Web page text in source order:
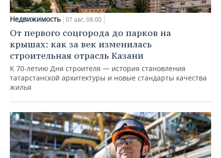
Недвижимость 07 авг, 08:00
От первого соцгорода до парков на
крышах: как за век изменилась
строительная отрасль Казани
К 70-летию Дня строителя — история становления
татарстанской архитектуры и новые стандарты качества
жилья